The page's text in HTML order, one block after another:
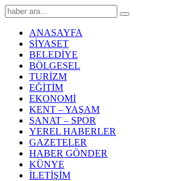
ANASAYFA
SİYASET
BELEDİYE
BÖLGESEL
TURİZM
EĞİTİM
EKONOMİ
KENT – YAŞAM
SANAT – SPOR
YEREL HABERLER
GAZETELER
HABER GÖNDER
KÜNYE
İLETİŞİM